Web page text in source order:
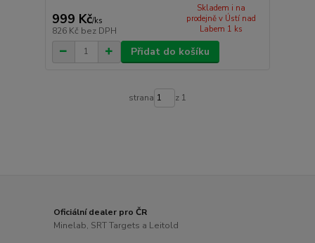
999 Kč/ks
826 Kč bez DPH
Skladem i na
prodejně v Ústí nad
Labem 1 ks
Přidat do košíku
strana z 1
Oficiální dealer pro ČR
Minelab, SRT Targets a Leitold